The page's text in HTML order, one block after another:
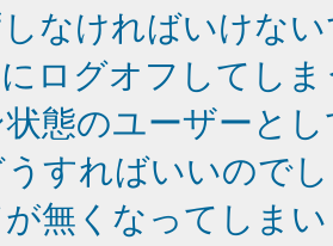
なければいけな
ログオフしてし
態のユーザーと
すればいいので
無くなってしま